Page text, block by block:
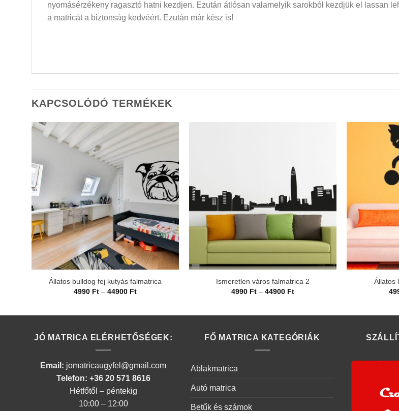
nyomásérzékeny ragasztó hatni kezdjen. Ezután átlósan valamelyik sarokból kezdjük el lassan
a matricát a biztonság kedvéért. Ezután már kész is!
KAPCSOLÓDÓ TERMÉKEK
Állatos bulldog fej kutyás falmatrica
4990 Ft – 44900 FtÁrtartomány:
Ismeretlen város falmatrica 2
4990 Ft – 44900 FtÁrtartomány:
Állatos
JÓ MATRICA ELÉRHETŐSÉGEK:
Email: jomatricaugyfel@gmail.com
Telefon: +36 20 571 8616
Hétfőtől – péntekig
10:00 – 12:00
FŐ MATRICA KATEGÓRIÁK
Ablakmatrica
Autó matrica
Betűk és számok